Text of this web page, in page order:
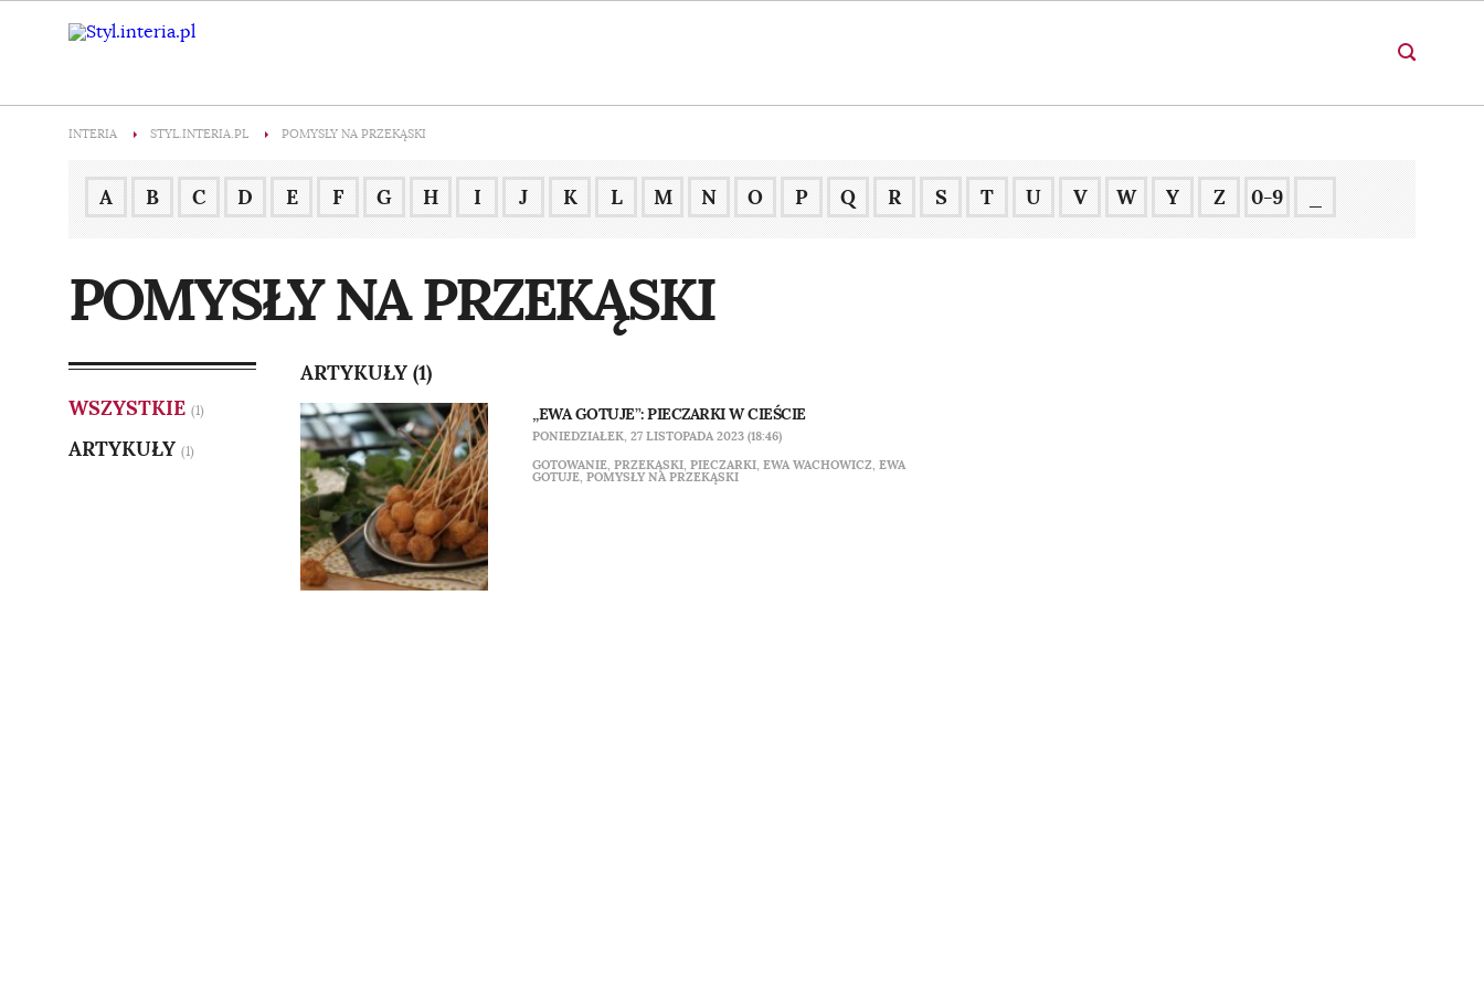
INTERIA STYL.INTERIA.PL POMYSŁY NA PRZEKĄSKI
A B C D E F G H I J K L M N O P Q R S T U V W Y Z 0-9
POMYSŁY NA PRZEKĄSKI
WSZYSTKIE (1)
ARTYKUŁY (1)
ARTYKUŁY (1)
„EWA GOTUJE”: PIECZARKI W CIEŚCIE
PONIEDZIAŁEK, 27 LISTOPADA 2023 (18:46)
GOTOWANIE, PRZEKĄSKI, PIECZARKI, EWA WACHOWICZ, EWA
GOTUJE, POMYSŁY NA PRZEKĄSKI